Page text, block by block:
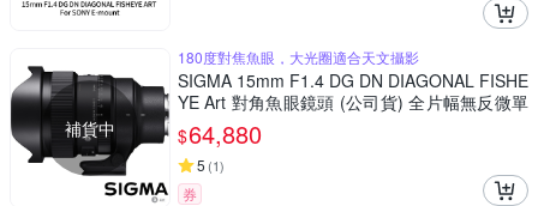
補貨中
180度對焦魚眼，大光圈適合天文攝影
SIGMA 15mm F1.4 DG DN DIAGONAL FISHE
YE Art 對角魚眼鏡頭 (公司貨) 全片幅無反微單
眼鏡頭 適合拍攝星空、銀河、螢火蟲
$64,880
5 (1)
券